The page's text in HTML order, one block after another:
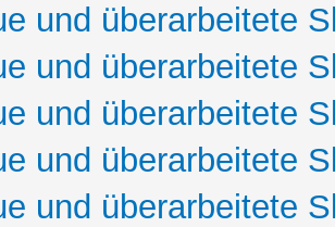
und überarbeitete
und überarbeitete
und überarbeitete
und überarbeitete
und überarbeitete